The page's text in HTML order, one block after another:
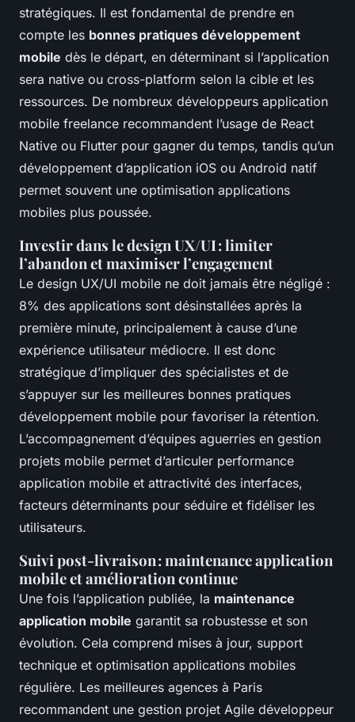
stratégiques. Il est fondamental de prendre en
compte les bonnes pratiques développement
mobile dès le départ, en déterminant si l’application
sera native ou cross-platform selon la cible et les
ressources. De nombreux développeurs application
mobile freelance recommandent l’usage de React
Native ou Flutter pour gagner du temps, tandis qu’un
développement d’application iOS ou Android natif
permet souvent une optimisation applications
mobiles plus poussée.
Investir dans le design UX/UI : limiter
l’abandon et maximiser l’engagement
Le design UX/UI mobile ne doit jamais être négligé :
8% des applications sont désinstallées après la
première minute, principalement à cause d’une
expérience utilisateur médiocre. Il est donc
stratégique d’impliquer des spécialistes et de
s’appuyer sur les meilleures bonnes pratiques
développement mobile pour favoriser la rétention.
L’accompagnement d’équipes aguerries en gestion
projets mobile permet d’articuler performance
application mobile et attractivité des interfaces,
facteurs déterminants pour séduire et fidéliser les
utilisateurs.
Suivi post-livraison : maintenance application
mobile et amélioration continue
Une fois l’application publiée, la maintenance
application mobile garantit sa robustesse et son
évolution. Cela comprend mises à jour, support
technique et optimisation applications mobiles
régulière. Les meilleures agences à Paris
recommandent une gestion projet Agile développeur